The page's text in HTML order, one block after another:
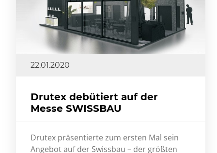
22.01.2020
Drutex debütiert auf der
Messe SWISSBAU
Drutex präsentierte zum ersten Mal sein
Angebot auf der Swissbau – der größten